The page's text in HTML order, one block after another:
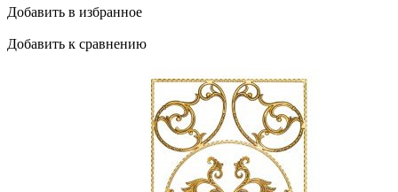
Добавить в избранное
Добавить к сравнению